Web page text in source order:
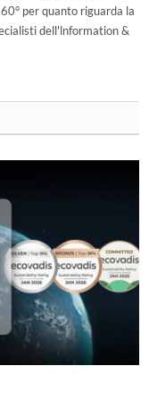
per quanto riguarda la
dell'lnformation &